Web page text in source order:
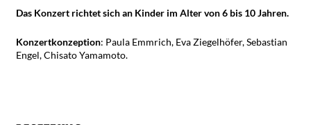
Das Konzert richtet sich an Kinder im Alter von 6 bis 10 Jahren.
Konzertkonzeption: Paula Emmrich, Eva Ziegelhöfer, Sebastian
Engel, Chisato Yamamoto.